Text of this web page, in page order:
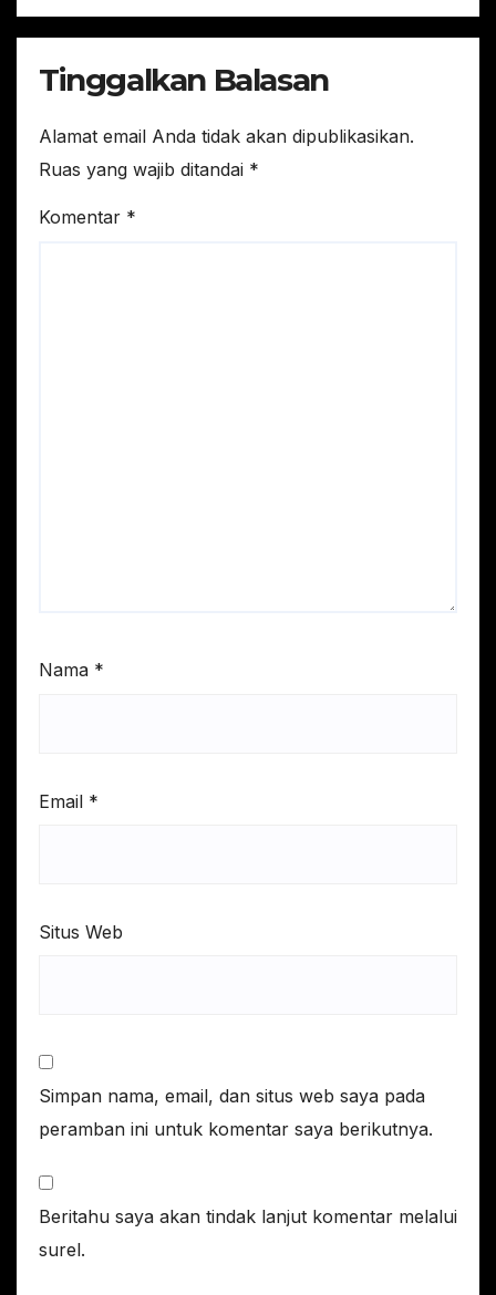
Tinggalkan Balasan
Alamat email Anda tidak akan dipublikasikan.
Ruas yang wajib ditandai *
Komentar *
Nama *
Email *
Situs Web
Simpan nama, email, dan situs web saya pada
peramban ini untuk komentar saya berikutnya.
Beritahu saya akan tindak lanjut komentar melalui
surel.